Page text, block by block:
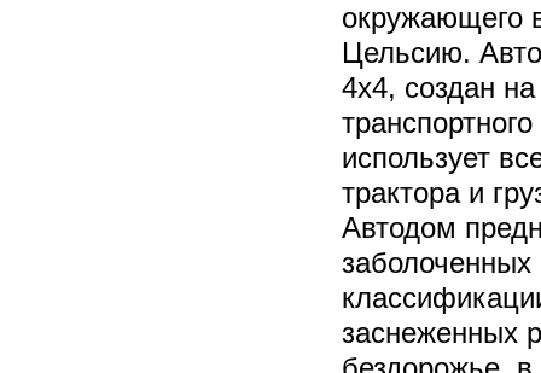
окружающего
Цельсию.
4х4, создан на
использует
трактора и
Автодом
заболоченных
заснеженных